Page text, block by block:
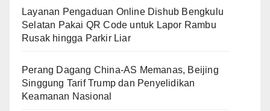
Layanan Pengaduan Online Dishub Bengkulu
Selatan Pakai QR Code untuk Lapor Rambu
Rusak hingga Parkir Liar
Perang Dagang China-AS Memanas, Beijing
Singgung Tarif Trump dan Penyelidikan
Keamanan Nasional